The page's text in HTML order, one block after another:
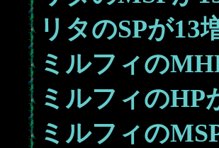
リタのSPが13
ミルフィの
ミルフィのHP
ミルフィの